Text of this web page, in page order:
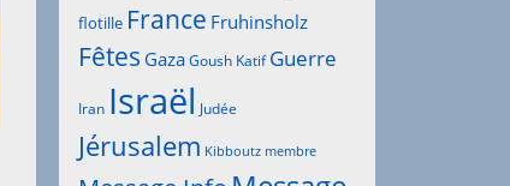
flotille France Fruhinsholz
Fêtes GazaGoush Katif Guerre
Iran Israël Judée
Jérusalem Kibboutz membre